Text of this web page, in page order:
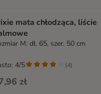
mata chłodząca, liście
M: dł. 65, szer. 50 cm
zł
4/5 (4)